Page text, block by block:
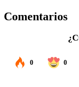
Comentarios